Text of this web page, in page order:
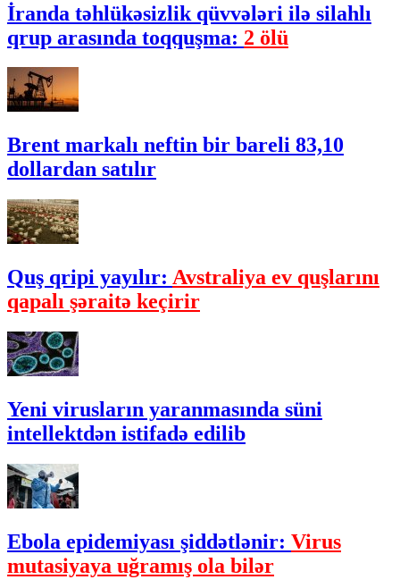
İranda təhlükəsizlik qüvvələri ilə silahlı
qrup arasında toqquşma: 2 ölü
Brent markalı neftin bir bareli 83,10
dollardan satılır
Quş qripi yayılır: Avstraliya ev quşlarını
qapalı şəraitə keçirir
Yeni virusların yaranmasında süni
intellektdən istifadə edilib
Ebola epidemiyası şiddətlənir: Virus
mutasiyaya uğramış ola bilər